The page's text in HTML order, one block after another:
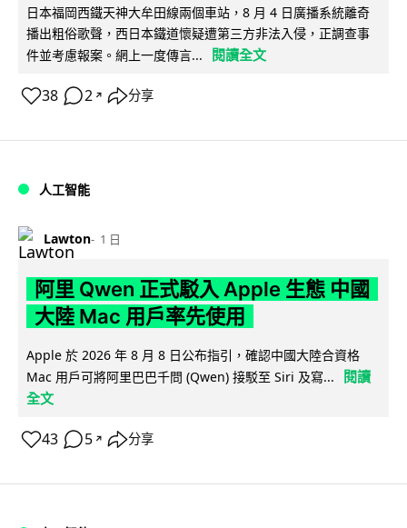
日本福岡西鐵天神大牟田線兩個車站，8 月 4 日廣播系統離奇
播出粗俗歌聲，西日本鐵道懷疑遭第三方非法入侵，正調查事
件並考慮報案。網上一度傳言...
閱讀全文
38 2 ↗ 分享
人工智能
Lawton 1 日
阿里 Qwen 正式駁入 Apple 生態 中國
大陸 Mac 用戶率先使用
Apple 於 2026 年 8 月 8 日公布指引，確認中國大陸合資格
Mac 用戶可將阿里巴巴千問 (Qwen) 接駁至 Siri 及寫...
閱讀
全文
43 5 ↗ 分享